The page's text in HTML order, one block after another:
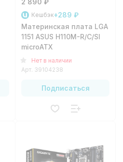
2 890 ₽
Кешбэк+289 ₽
Материнская плата LGA
1151 ASUS H110M-R/C/SI
microATX
Нет в наличии
Арт. 39104238
Подписаться